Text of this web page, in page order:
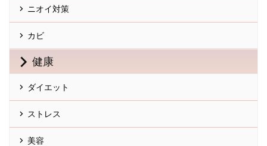
ニオイ対策
カビ
健康
ダイエット
ストレス
美容